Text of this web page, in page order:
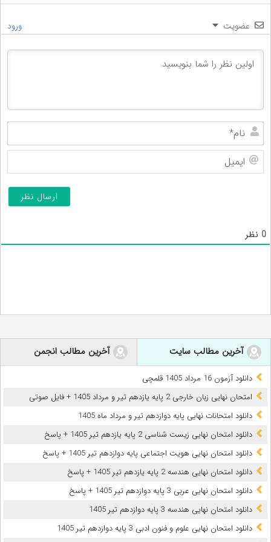
عضویت ورود
0 نظر
آخرین مطالب سایت آخرین مطالب انجمن
دانلود آزمون 16 مرداد 1405 قلمچی
امتحان نهایی زبان خارجی 2 پایه یازدهم تیر و مرداد 1405 + فایل صوتی
دانلود امتحانات نهایی پایه دوازدهم تیر و مرداد ماه 1405
دانلود امتحان نهایی زیست شناسی 2 پایه یازدهم تیر 1405 + پاسخ
دانلود امتحان نهایی هویت اجتماعی پایه دوازدهم تیر 1405 + پاسخ
دانلود امتحان نهایی هندسه 2 پایه یازدهم تیر 1405 + پاسخ
دانلود امتحان نهایی عربی 3 پایه دوازدهم تیر 1405 + پاسخ
دانلود امتحان نهایی هندسه 3 پایه دوازدهم تیر 1405
دانلود امتحان نهایی علوم و فنون ادبی 3 پایه دوازدهم تیر 1405